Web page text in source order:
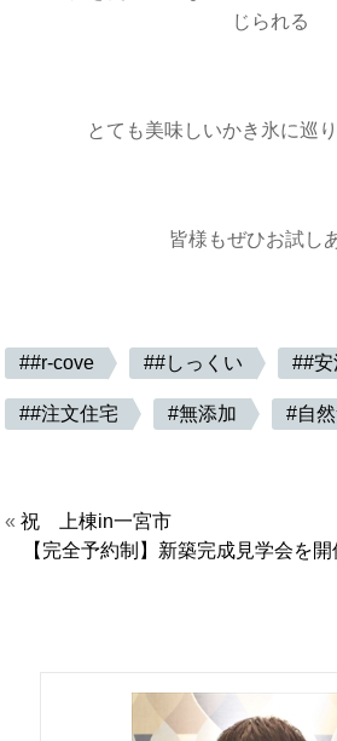
じられる
とても美味しいかき氷に巡
皆様もぜひお試し
#r-cove #しっくい #
#注文住宅 無添加 自
«祝 上棟in一宮市
【完全予約制】新築完成見学会を